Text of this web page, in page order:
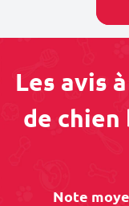
Les avis
de chien
Note